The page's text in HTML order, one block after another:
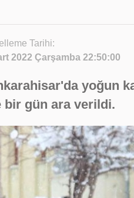
Tarihi:
2022 Çarşamba 22:50:00
yoğun
bir gün ara verildi.